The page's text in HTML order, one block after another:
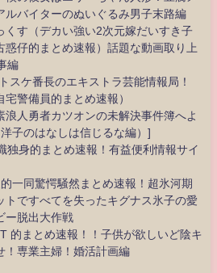
ルバイターのぬいぐるみ男子末路編
くす（デカい強い2次元嫁だいすき子
惑仔的まとめ速報）話題な動画取り上
編
スケ番長のエキストラ芸能情報局！
宅警備員的まとめ速報）
浪人勇者カツオンの未解決事件簿へよ
子のはなしは信じるな編）]
身的まとめ速報！有益便利情報サイ
一同驚愕騒然まとめ速報！超氷河期
トですべてを失ったキグナス氷子の愛
ー脱出大作戦
的まとめ速報！！子供が欲しいど陰キ
！専業主婦！婚活計画編